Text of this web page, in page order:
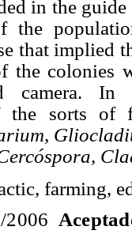
in the
that implied
the colonies
camera. In
the sorts of
farming,
2006